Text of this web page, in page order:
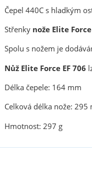
Čepel 440C s hladkým
Střenky nože Elite Force
Spolu s nožem je
Nůž Elite Force EF 706
Délka čepele: 164 mm
Celková délka nože: 295
Hmotnost: 297 g